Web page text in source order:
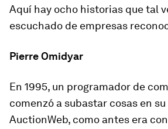
Aquí hay ocho historias que tal
escuchado de empresas
Pierre Omidyar
En 1995, un programador de
comenzó a subastar cosas en su
AuctionWeb, como antes era